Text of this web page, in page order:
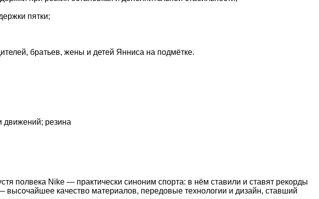
пятки;
братьев, жены и детей Янниса на подмётке.
движений; резина
полвека Nike — практически синоним спорта: в нём ставили и ставят рекорды
качество материалов, передовые технологии и дизайн, ставший